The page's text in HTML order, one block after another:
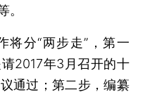
。
分“两步走”，第一
2017年3月召开的十
通过；第二步，编纂